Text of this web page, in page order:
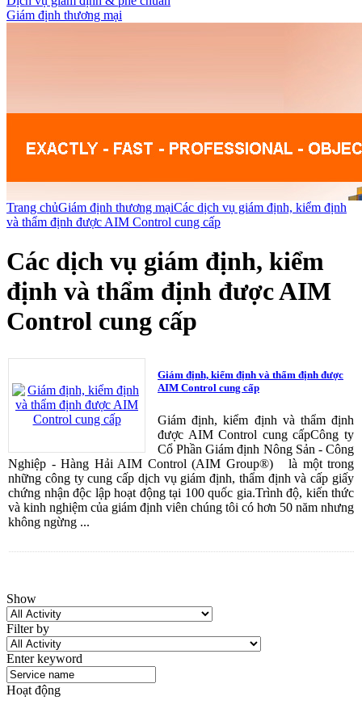
Giám định thương mại
Trang chủGiám định thương mạiCác dịch vụ giám định, kiểm định
và thẩm định được AIM Control cung cấp
Các dịch vụ giám định, kiểm
định và thẩm định được AIM
Control cung cấp
Giám định, kiểm định và thẩm định được
AIM Control cung cấp
Giám định, kiểm định và thẩm định
được AIM Control cung cấpCông ty
Cổ Phần Giám định Nông Sản - Công
Nghiệp - Hàng Hải AIM Control (AIM Group®) là một trong
những công ty cung cấp dịch vụ giám định, thẩm định và cấp giấy
chứng nhận độc lập hoạt động tại 100 quốc gia.Trình độ, kiến thức
và kinh nghiệm của giám định viên chúng tôi có hơn 50 năm nhưng
không ngừng ...
Show
Filter by
Enter keyword
Hoạt động